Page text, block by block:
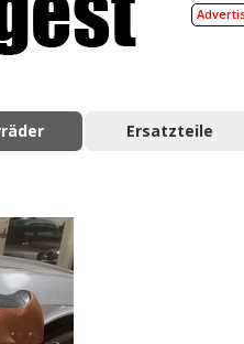
Ersatzteile